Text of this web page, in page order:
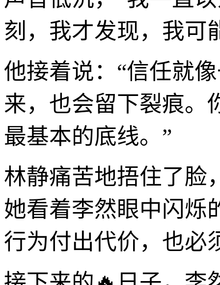
刻，我才发现，我可
他接着说：“信任就
来，也会留下裂痕。
最基本的底线。”
林静痛苦地捂住了脸
她看着李然眼中闪烁
行为付出代价，也必